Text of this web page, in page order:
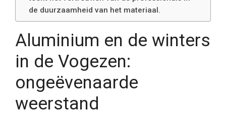
de duurzaamheid van het materiaal.
Aluminium en de winters
in de Vogezen:
ongeëvenaarde
weerstand